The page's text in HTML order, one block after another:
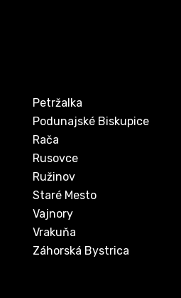
Petržalka
Podunajské Biskupice
Rača
Rusovce
Ružinov
Staré Mesto
Vajnory
Vrakuňa
Záhorská Bystrica